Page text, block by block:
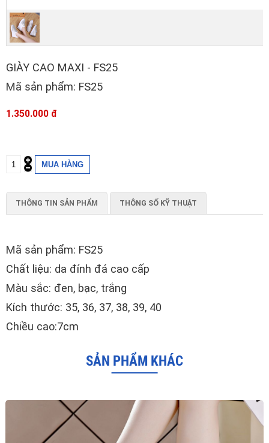
GIÀY CAO MAXI - FS25
Mã sản phẩm: FS25
1.350.000 đ
THÔNG TIN SẢN PHẨM THÔNG SỐ KỸ THUẬT
Mã sản phẩm: FS25
Chất liệu: da đính đá cao cấp
Màu sắc: đen, bạc, trắng
Kích thước: 35, 36, 37, 38, 39, 40
Chiều cao:7cm
SẢN PHẨM KHÁC